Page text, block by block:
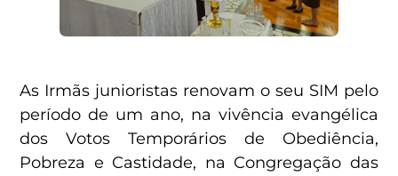
As Irmãs junioristas renovam o seu SIM pelo
período de um ano, na vivência evangélica
dos Votos Temporários de Obediência,
Pobreza e Castidade, na Congregação das